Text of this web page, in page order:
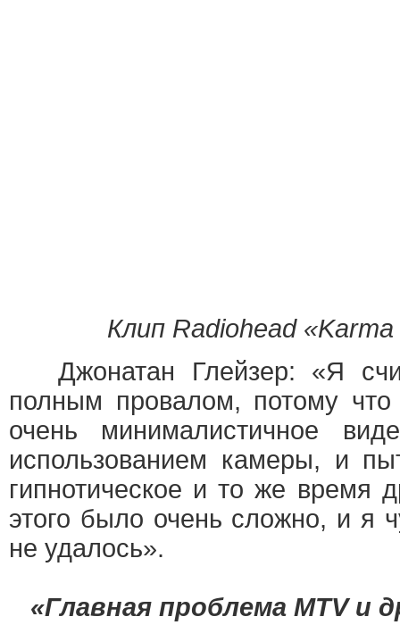
Клип Radiohead
Джонатан Глейзер: «Я
полным провалом, потому
очень минималистичное
использованием камеры, и
гипнотическое и то же время
этого было очень сложно, и я
не удалось».
«Главная проблема MTV и